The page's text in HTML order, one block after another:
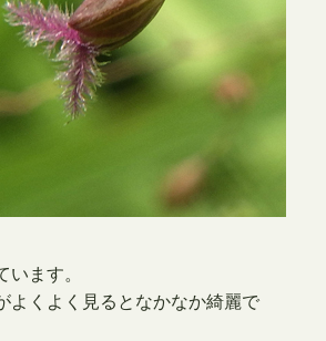
ます。
よくよく見るとなかなか綺麗で